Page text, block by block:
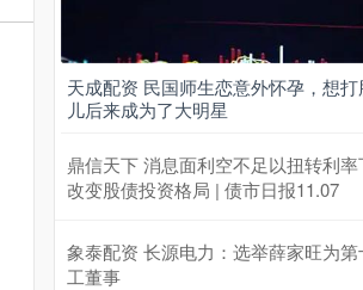
天成配资 民国师生恋意外怀孕，想
儿后来成为了大明星
鼎信天下 消息面利空不足以扭转利
改变股债投资格局 | 债市日报11.07
象泰配资 长源电力：选举薛家旺为
工董事